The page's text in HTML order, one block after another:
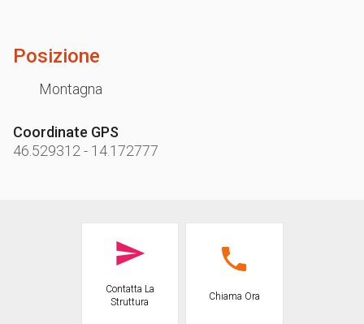
Posizione
Montagna
Coordinate GPS
46.529312 - 14.172777
Contatta La
Struttura
Chiama Ora